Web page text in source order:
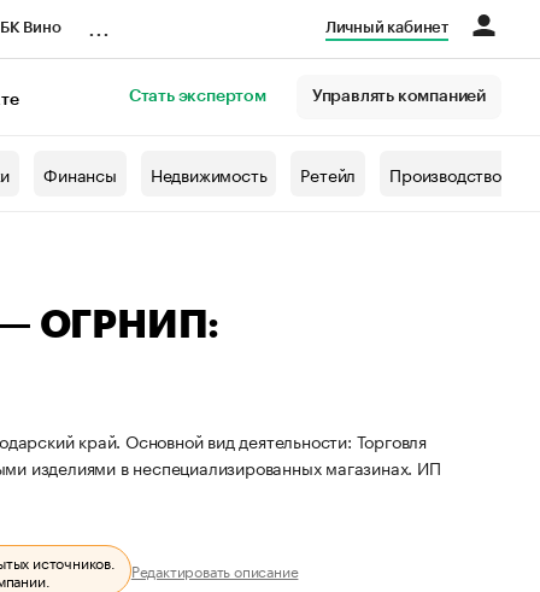
Вино Личный кабинет
Стать экспертом Управлять компанией
Финансы Недвижимость Ретейл Производство
— ОГРНИП:
край. Основной вид деятельности: Торговля
изделиями в неспециализированных магазинах. ИП
источников. Редактировать описание